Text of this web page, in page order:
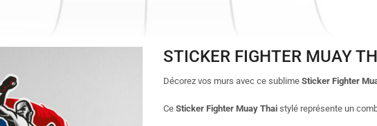
STICKER FIGHTER MUAY
Décorez vos murs avec ce sublimeSticker Fighter
CeSticker Fighter Muay Thai stylé représente un